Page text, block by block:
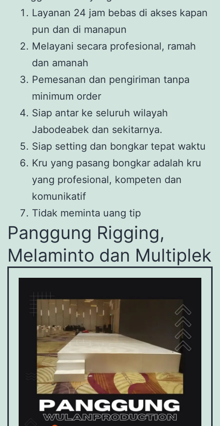
Layanan 24 jam bebas di akses kapan
pun dan di manapun
Melayani secara profesional, ramah
dan amanah
Pemesanan dan pengiriman tanpa
minimum order
Siap antar ke seluruh wilayah
Jabodeabek dan sekitarnya.
Siap setting dan bongkar tepat waktu
Kru yang pasang bongkar adalah kru
yang profesional, kompeten dan
komunikatif
Tidak meminta uang tip
Panggung Rigging,
Melaminto dan Multiplek